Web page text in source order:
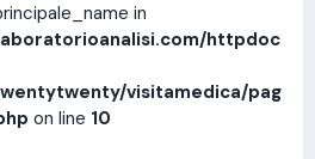
in
httpdoc
visitamedica/pag
on line 10